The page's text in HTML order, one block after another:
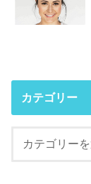
カテゴリー